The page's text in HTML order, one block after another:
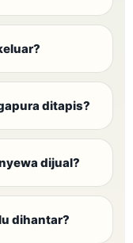
ditapis?
dijual?
dihantar?